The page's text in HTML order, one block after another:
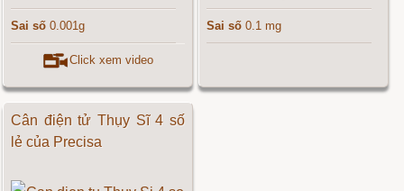
Sai số 0.001g
Click xem video
Sai số 0.1 mg
Cân điện tử Thụy Sĩ 4 số
lẻ của Precisa